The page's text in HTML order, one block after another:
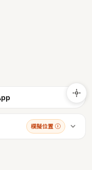
模擬位置 ⓘ